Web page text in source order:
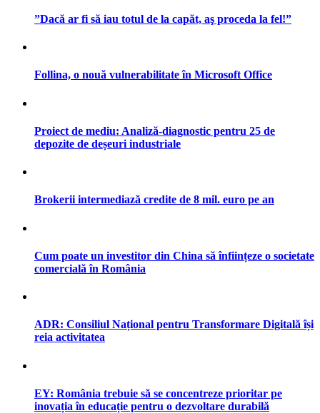
”Dacă ar fi să iau totul de la capăt, aş proceda la fel!”
Follina, o nouă vulnerabilitate în Microsoft Office
Proiect de mediu: Analiză-diagnostic pentru 25 de
depozite de deșeuri industriale
Brokerii intermediază credite de 8 mil. euro pe an
Cum poate un investitor din China să înființeze o societate
comercială în România
ADR: Consiliul Național pentru Transformare Digitală își
reia activitatea
EY: România trebuie să se concentreze prioritar pe
inovația în educație pentru o dezvoltare durabilă